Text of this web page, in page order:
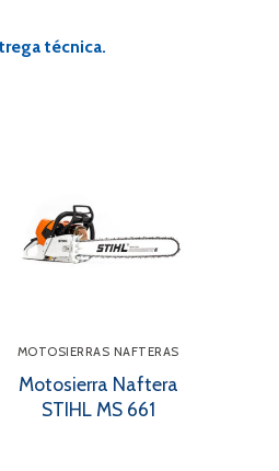
técnica.
MOTOSIERRAS NAFTERAS
Motosierra Naftera
STIHL MS 661